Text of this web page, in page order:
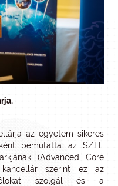
az egyetem sikeres
bemutatta az SZTE
(Advanced Core
kancellár szerint ez az
szolgál és a